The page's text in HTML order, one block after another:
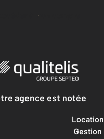
Accéder à mon compte
agence est notée
Location
Gestion